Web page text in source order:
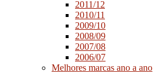
2011/12
2010/11
2009/10
2008/09
2007/08
2006/07
Melhores marcas ano a ano